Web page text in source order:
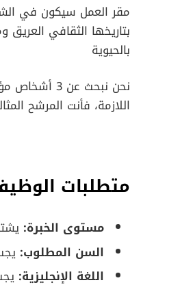
مقر العمل سيكون في
بتاريخها الثقافي
بالحيوية
نحن نبحث
اللازمة، فأنت المرشح
متطلبات
مستوى الخبرة:
السن المطلوب: يجب
اللغة الإنجليزية: